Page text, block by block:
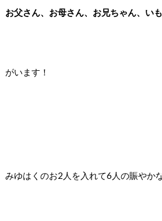
お父さん、お母さん、お兄ちゃん、い
がいます！
みゆはくのお2人を入れて6人の賑やか